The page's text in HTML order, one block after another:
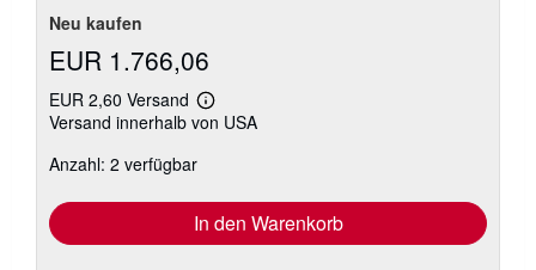
Neu kaufen
EUR 1.766,06
EUR 2,60 Versand
Weitere
Informationen
Versand innerhalb von USA
Anzahl: 2 verfügbar
In den Warenkorb